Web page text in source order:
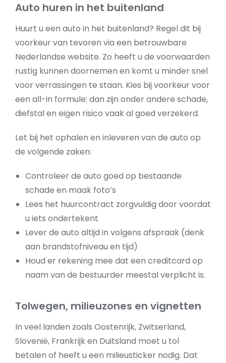
Auto huren in het buitenland
Huurt u een auto in het buitenland? Regel dit bij
voorkeur van tevoren via een betrouwbare
Nederlandse website. Zo heeft u de voorwaarden
rustig kunnen doornemen en komt u minder snel
voor verrassingen te staan. Kies bij voorkeur voor
een all-in formule: dan zijn onder andere schade,
diefstal en eigen risico vaak al goed verzekerd.
Let bij het ophalen en inleveren van de auto op
de volgende zaken:
Controleer de auto goed op bestaande
schade en maak foto’s
Lees het huurcontract zorgvuldig door voordat
u iets ondertekent
Lever de auto altijd in volgens afspraak (denk
aan brandstofniveau en tijd)
Houd er rekening mee dat een creditcard op
naam van de bestuurder meestal verplicht is.
Tolwegen, milieuzones en vignetten
In veel landen zoals Oostenrijk, Zwitserland,
Slovenië, Frankrijk en Duitsland moet u tol
betalen of heeft u een milieusticker nodig. Dat